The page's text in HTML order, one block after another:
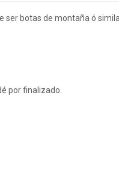
ser botas de montaña ó
por finalizado.